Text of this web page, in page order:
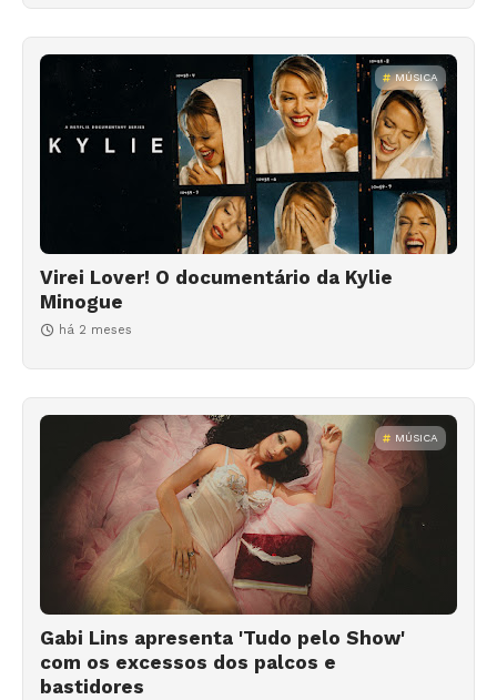
MÚSICA
Virei Lover! O documentário da Kylie
Minogue
há 2 meses
MÚSICA
Gabi Lins apresenta 'Tudo pelo Show'
com os excessos dos palcos e
bastidores